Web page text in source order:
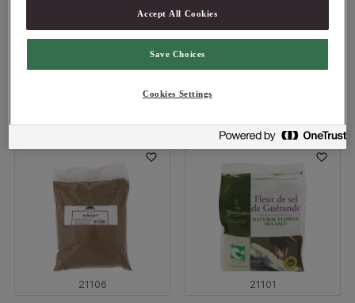
Werners Utvalda Högtorp gård Beställningsvara
Ramslökssalt 90 g
21106 21101
Accept All Cookies
Save Choices
Cookies Settings